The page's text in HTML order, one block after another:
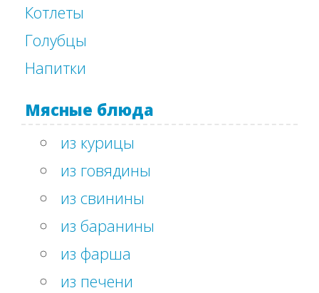
Котлеты
Голубцы
Напитки
Мясные блюда
из курицы
из говядины
из свинины
из баранины
из фарша
из печени